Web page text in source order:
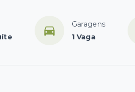
Garagens
1 Vaga